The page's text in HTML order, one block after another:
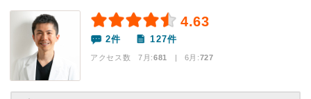
4.63
2件 127件
アクセス数 7月:681 | 6月:727